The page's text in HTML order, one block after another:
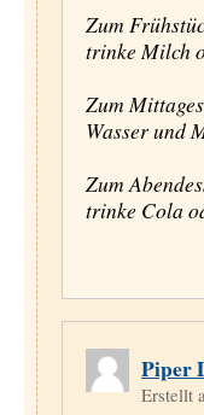
Zum
trinke Milch
Zum
Wasser und
Zum
trinke Cola
Piper
Erstellt